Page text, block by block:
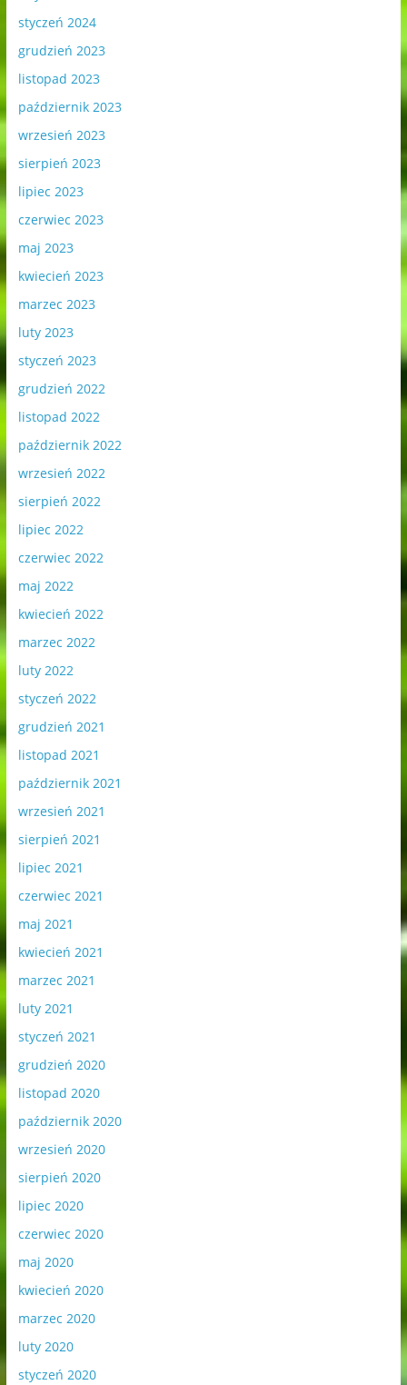
styczeń 2024
grudzień 2023
listopad 2023
październik 2023
wrzesień 2023
sierpień 2023
lipiec 2023
czerwiec 2023
maj 2023
kwiecień 2023
marzec 2023
luty 2023
styczeń 2023
grudzień 2022
listopad 2022
październik 2022
wrzesień 2022
sierpień 2022
lipiec 2022
czerwiec 2022
maj 2022
kwiecień 2022
marzec 2022
luty 2022
styczeń 2022
grudzień 2021
listopad 2021
październik 2021
wrzesień 2021
sierpień 2021
lipiec 2021
czerwiec 2021
maj 2021
kwiecień 2021
marzec 2021
luty 2021
styczeń 2021
grudzień 2020
listopad 2020
październik 2020
wrzesień 2020
sierpień 2020
lipiec 2020
czerwiec 2020
maj 2020
kwiecień 2020
marzec 2020
luty 2020
styczeń 2020